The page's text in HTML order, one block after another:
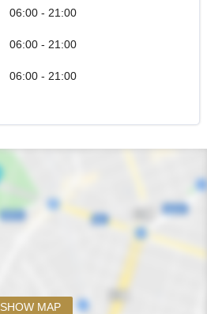
06:00 - 21:00
06:00 - 21:00
06:00 - 21:00
SHOW MAP